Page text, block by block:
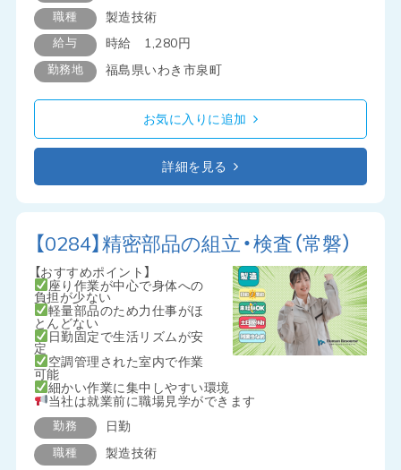
職種 製造技術
給与 時給 1,280円
勤務地 福島県いわき市泉町
お気に入りに追加
詳細を見る
【0284】精密部品の組立・検査（常磐）
【おすすめポイント】
座り作業が中心で身体への
負担が少ない
軽量部品のため力仕事がほ
とんどない
日勤固定で生活リズムが安
定
空調管理された室内で作業
可能
細かい作業に集中しやすい環境
当社は就業前に職場見学ができます
勤務 日勤
職種 製造技術